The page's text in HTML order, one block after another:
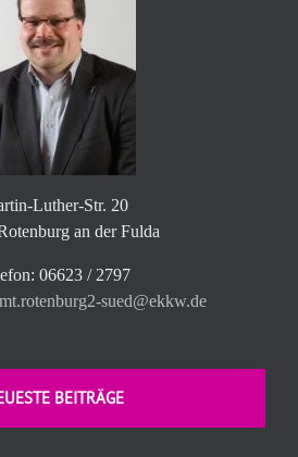
Luther-Str. 20
an der Fulda
06623 / 2797
sued@ekkw.de
BEITRÄGE